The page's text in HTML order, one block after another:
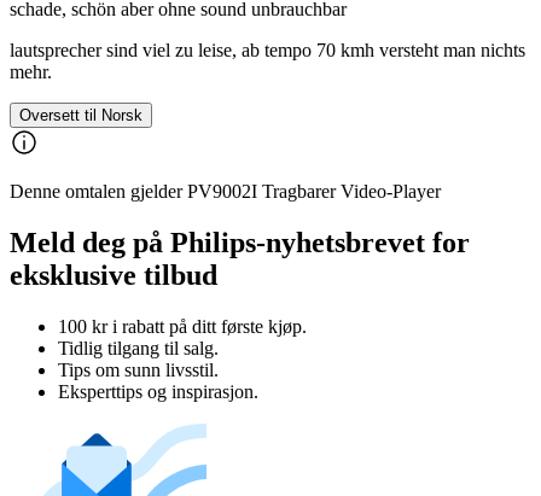
schade, schön aber ohne sound unbrauchbar
lautsprecher sind viel zu leise, ab tempo 70 kmh versteht man nichts
mehr.
Oversett til Norsk
Denne omtalen gjelder PV9002I Tragbarer Video-Player
Meld deg på Philips-nyhetsbrevet for
eksklusive tilbud
100 kr i rabatt på ditt første kjøp.
Tidlig tilgang til salg.
Tips om sunn livsstil.
Eksperttips og inspirasjon.